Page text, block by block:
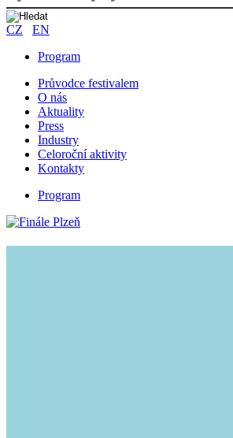
CZ
EN
Program
Průvodce festivalem
O nás
Aktuality
Press
Industry
Celoroční aktivity
Kontakty
Program